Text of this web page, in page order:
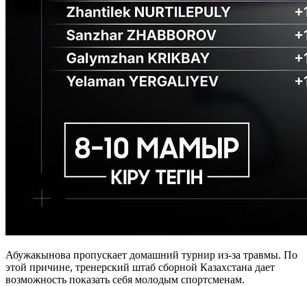
Абужакынова пропускает домашний турнир из-за травмы. По
этой причине, тренерский штаб сборной Казахстана дает
возможность показать себя молодым спортсменам.